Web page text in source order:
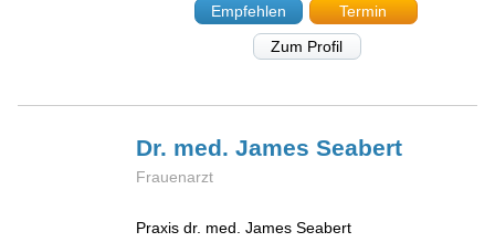
Empfehlen
Termin
Zum Profil
Dr. med. JamesSeabert
Frauenarzt
Praxis dr. med. James Seabert